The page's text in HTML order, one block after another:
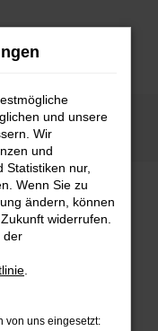
für Stuttgart günstig
für
kaufen
und unsere
Wir
und
nur,
Wenn Sie zu
ändern, können
widerrufen.
der
von uns eingesetzt: